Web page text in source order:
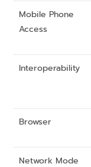
Mobile Phone
Access
Interoperability
Browser
Network Mode